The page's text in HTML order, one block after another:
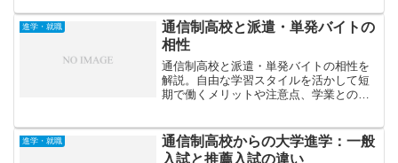
進学・就職
通信制高校と派遣・単発バイトの
相性
通信制高校と派遣・単発バイトの相性を
解説。自由な学習スタイルを活かして短
期で働くメリットや注意点、学業とのバ
す。
進学・就職
通信制高校からの大学進学：一般
入試と推薦入試の違い